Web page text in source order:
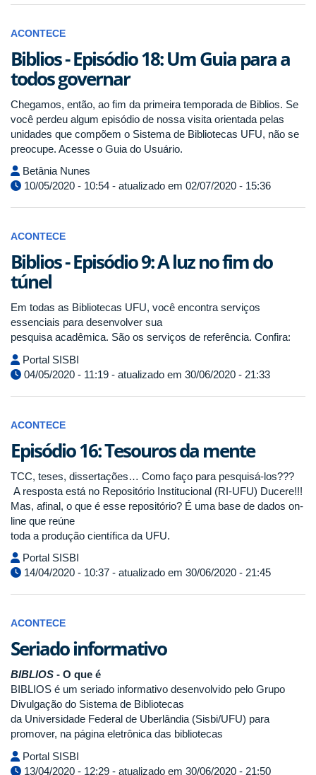
ACONTECE
Biblios - Episódio 18: Um Guia para a
todos governar
Chegamos, então, ao fim da primeira temporada de Biblios. Se
você perdeu algum episódio de nossa visita orientada pelas
unidades que compõem o Sistema de Bibliotecas UFU, não se
preocupe. Acesse o Guia do Usuário.
Betânia Nunes
10/05/2020 - 10:54 - atualizado em 02/07/2020 - 15:36
ACONTECE
Biblios - Episódio 9: A luz no fim do
túnel
Em todas as Bibliotecas UFU, você encontra serviços
essenciais para desenvolver sua
pesquisa acadêmica. São os serviços de referência. Confira:
Portal SISBI
04/05/2020 - 11:19 - atualizado em 30/06/2020 - 21:33
ACONTECE
Episódio 16: Tesouros da mente
TCC, teses, dissertações… Como faço para pesquisá-los???
A resposta está no Repositório Institucional (RI-UFU) Ducere!!!
Mas, afinal, o que é esse repositório? É uma base de dados on-
line que reúne
toda a produção científica da UFU.
Portal SISBI
14/04/2020 - 10:37 - atualizado em 30/06/2020 - 21:45
ACONTECE
Seriado informativo
BIBLIOS - O que é
BIBLIOS é um seriado informativo desenvolvido pelo Grupo
Divulgação do Sistema de Bibliotecas
da Universidade Federal de Uberlândia (Sisbi/UFU) para
promover, na página eletrônica das bibliotecas
Portal SISBI
13/04/2020 - 12:29 - atualizado em 30/06/2020 - 21:50